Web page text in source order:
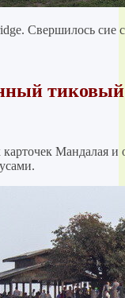
Свершилось сие
тиковый
Мандалая